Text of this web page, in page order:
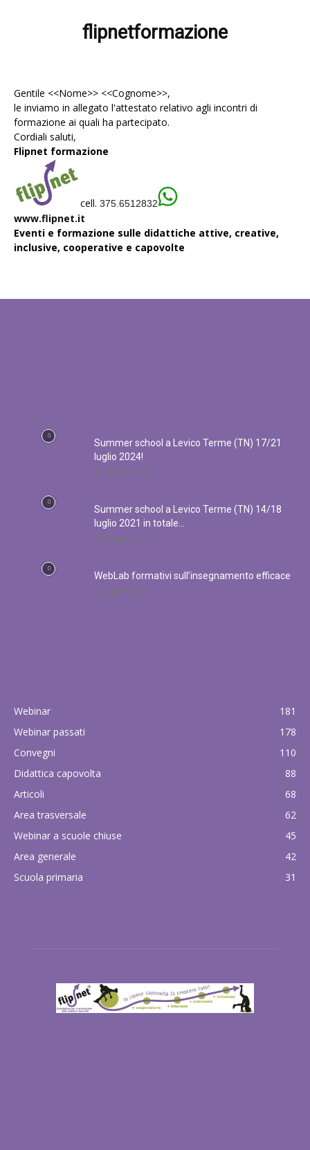
flipnetformazione
Gentile <<Nome>> <<Cognome>>,
le inviamo in allegato l'attestato relativo agli incontri di
formazione ai quali ha partecipato.
Cordiali saluti,
Flipnet formazione
cell. 375.6512832
www.flipnet.it
Eventi e formazione sulle didattiche attive, creative,
inclusive, cooperative e capovolte
Summer school a Levico Terme (TN) 17/21
luglio 2024!
14 Aprile 2024
Summer school a Levico Terme (TN) 14/18
luglio 2021 in totale...
16 Maggio 2022
WebLab formativi sull’insegnamento efficace
22 Luglio 2023
Webinar
181
Webinar passati
178
Convegni
110
Didattica capovolta
88
Articoli
68
Area trasversale
62
Webinar a scuole chiuse
45
Area generale
42
Scuola primaria
31